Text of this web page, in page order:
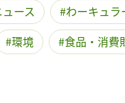
ース
わーキュラ
環境 食品・消費